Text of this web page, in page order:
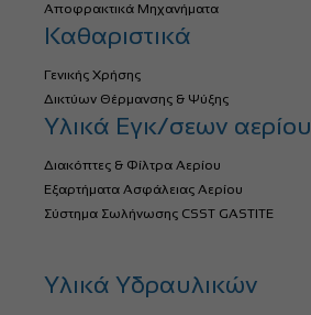
Αποφρακτικά Μηχανήματα
Καθαριστικά
Γενικής Χρήσης
Δικτύων Θέρμανσης & Ψύξης
Υλικά Εγκ/σεων αερίου
Διακόπτες & Φίλτρα Αερίου
Εξαρτήματα Ασφάλειας Αερίου
Σύστημα Σωλήνωσης CSST GASTITE
Υλικά Υδραυλικών